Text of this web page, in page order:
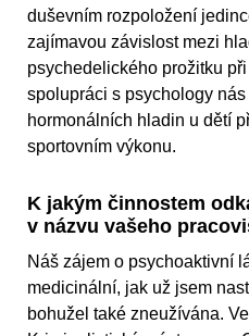
duševním rozpoložení
zajímavou závislost mezi
psychedelického prožitku
spolupráci s psychology
hormonálních hladin u dětí
sportovním výkonu.
K jakým činnostem
v názvu vašeho
Náš zájem o psychoaktivní
medicinální, jak už jsem
bohužel také zneužívána.